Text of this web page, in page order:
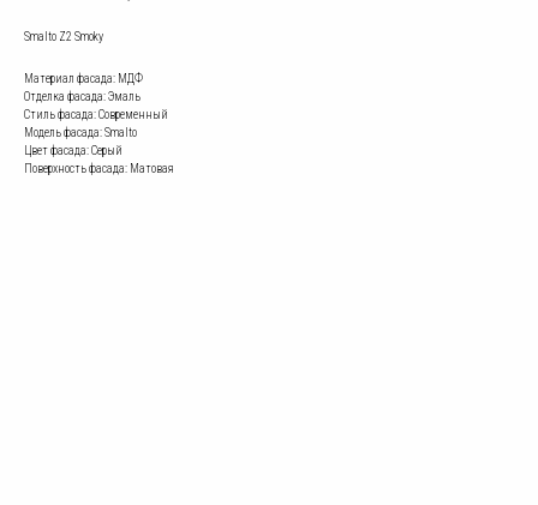
Smalto Z2 Smoky
Материал фасада: МДФ
Отделка фасада: Эмаль
Стиль фасада: Современный
Модель фасада: Smalto
Цвет фасада: Серый
Поверхность фасада: Матовая